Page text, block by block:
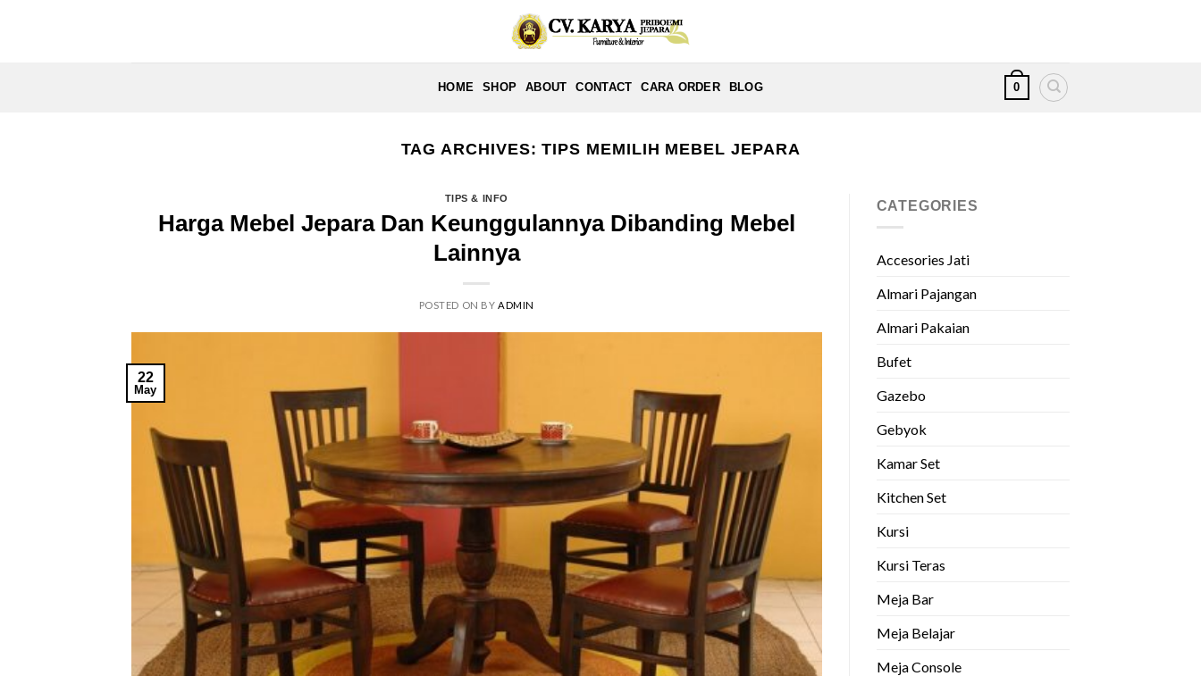
HOME SHOP ABOUT CONTACT CARA ORDER BLOG 0
TAG ARCHIVES:TIPS MEMILIH MEBEL JEPARA
TIPS & INFO
Harga Mebel Jepara Dan Keunggulannya Dibanding Mebel
Lainnya
POSTED ON BY ADMIN
22
May
CATEGORIES
Accesories Jati
Almari Pajangan
Almari Pakaian
Bufet
Gazebo
Gebyok
Kamar Set
Kitchen Set
Kursi
Kursi Teras
Meja Bar
Meja Belajar
Meja Console